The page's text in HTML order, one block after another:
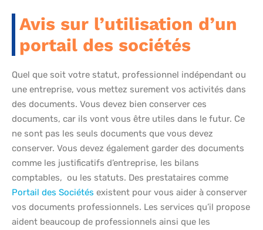
Avis sur l’utilisation d’un
portail des sociétés
Quel que soit votre statut, professionnel indépendant ou
une entreprise, vous mettez surement vos activités dans
des documents. Vous devez bien conserver ces
documents, car ils vont vous être utiles dans le futur. Ce
ne sont pas les seuls documents que vous devez
conserver. Vous devez également garder des documents
comme les justificatifs d’entreprise, les bilans
comptables, ou les statuts. Des prestataires comme
Portail des Sociétés existent pour vous aider à conserver
vos documents professionnels. Les services qu’il propose
aident beaucoup de professionnels ainsi que les